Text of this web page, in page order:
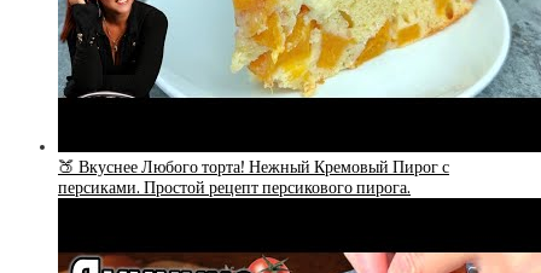
🍑 Вкуснее Любого торта! Нежный Кремовый Пирог с
персиками. Простой рецепт персикового пирога.